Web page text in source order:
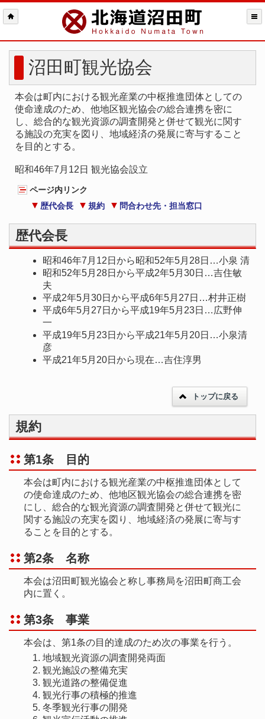
沼田町観光協会
本会は町内における観光産業の中枢推進団体としての
使命達成のため、他地区観光協会の総合連携を密に
し、総合的な観光資源の調査開発と併せて観光に関す
る施設の充実を図り、地域経済の発展に寄与すること
を目的とする。
昭和46年7月12日 観光協会設立
ページ内リンク
歴代会長
規約 問合わせ先・担当窓口
歴代会長
昭和46年7月12日から昭和52年5月28日…小泉 清
昭和52年5月28日から平成2年5月30日…吉住敏
夫
平成2年5月30日から平成6年5月27日…村井正樹
平成6年5月27日から平成19年5月23日…広野伸
一
平成19年5月23日から平成21年5月20日…小泉清
彦
平成21年5月20日から現在…吉住淳男
トップに戻る
規約
第1条 目的
本会は町内における観光産業の中枢推進団体として
の使命達成のため、他地区観光協会の総合連携を密
にし、総合的な観光資源の調査開発と併せて観光に
関する施設の充実を図り、地域経済の発展に寄与す
ることを目的とする。
第2条 名称
本会は沼田町観光協会と称し事務局を沼田町商工会
内に置く。
第3条 事業
本会は、第1条の目的達成のため次の事業を行う。
地域観光資源の調査開発両面
観光施設の整備充実
観光道路の整備促進
観光行事の積極的推進
冬季観光行事の開発